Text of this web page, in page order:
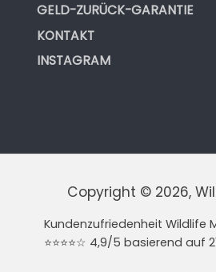
GELD-ZURÜCK-GARANTIE
KONTAKT
INSTAGRAM
Copyright © 2026,
Kundenzufriedenheit Wildlife
⭐⭐⭐⭐☆ 4,9/5 basierend auf